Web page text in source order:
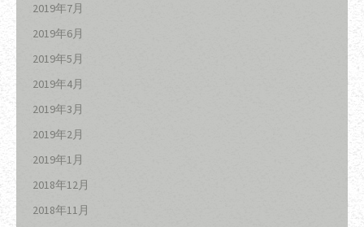
2019年7月
2019年6月
2019年5月
2019年4月
2019年3月
2019年2月
2019年1月
2018年12月
2018年11月